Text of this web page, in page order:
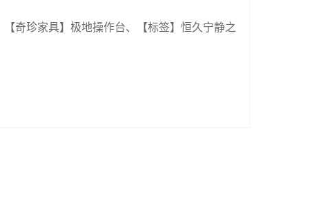
奇珍家具】极地操作台、【标签】恒久宁静之